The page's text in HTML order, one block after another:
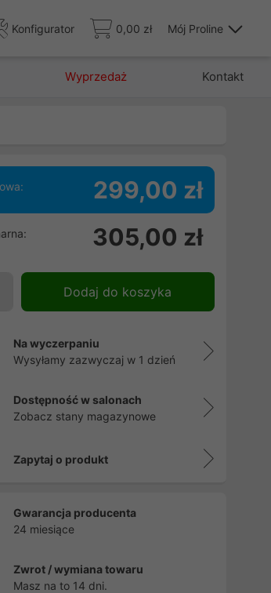
Konfigurator 0,00 zł Mój Proline
Wyprzedaż Kontakt
299,00 zł
305,00 zł
Dodaj do koszyka
Na wyczerpaniu
Wysyłamy zazwyczaj w 1 dzień
Dostępność w salonach
Zobacz stany magazynowe
Zapytaj o produkt
Gwarancja producenta
24 miesiące
Zwrot / wymiana towaru
Masz na to 14 dni.